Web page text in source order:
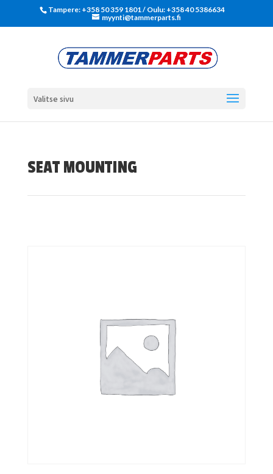
Tampere: +358 50 359 1801‬ / Oulu: +358 40 5386634
myynti@tammerparts.fi
Valitse sivu
SEAT MOUNTING